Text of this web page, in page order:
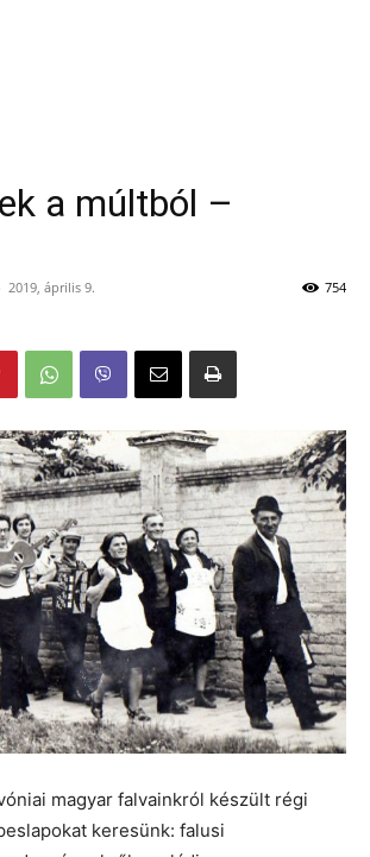
a múltból –
2019, április 9. 754
magyar falvainkról készült régi
keresünk: falusi